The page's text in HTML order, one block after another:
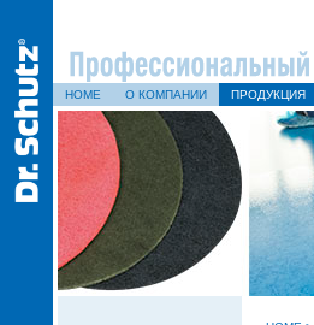
HOME О КОМПАНИИ ПРОДУКЦИЯ